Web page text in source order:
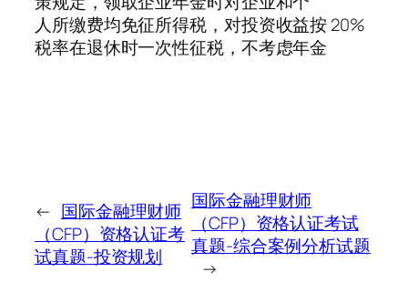
人所缴费均免征所得税，对投资收益按 20%
税率在退休时一次性征税，不考虑年金
← 国际金融理财师
（CFP）资格认证考
试真题-投资规划
国际金融理财师
（CFP）资格认证考试
真题-综合案例分析试题
→